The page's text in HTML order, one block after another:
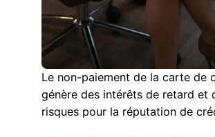
Le non-paiement de la carte de
génère des intérêts de retard et
risques pour la réputation de